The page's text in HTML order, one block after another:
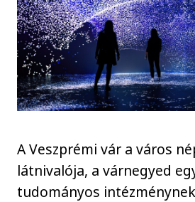
A Veszprémi vár a város
látnivalója, a várnegyed
tudományos